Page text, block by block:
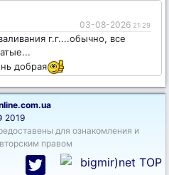
03-08-2026 21:29
г.г....обычно, все
добрая
2019
для ознакомления и
правом